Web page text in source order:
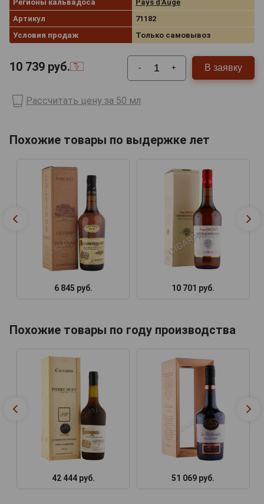
Регионы кальвадоса
Pays d'Auge
Артикул
71182
Условия продаж
Только самовывоз
10 739 руб. - + В заявку
Рассчитать цену за 50 мл
Похожие товары по выдержке лет
6 845 руб. 10 701 руб.
Похожие товары по году производства
42 444 руб. 51 069 руб.